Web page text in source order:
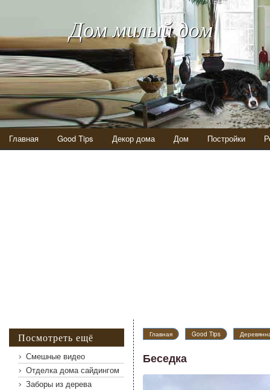
Дом милый дом
Главная Good Tips Декор дома Дом Постройки
Главная Good Tips
Беседка
Посмотреть ещё
Смешные видео
Отделка дома сайдингом
Заборы из дерева